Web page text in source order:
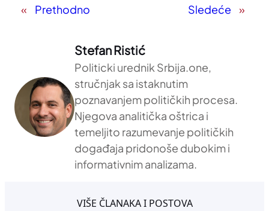
« Prethodno Sledeće »
Stefan Ristić
Politicki urednik Srbija.one,
stručnjak sa istaknutim
poznavanjem političkih procesa.
Njegova analitička oštrica i
temeljito razumevanje političkih
događaja pridonoše dubokim i
informativnim analizama.
VIŠE ČLANAKA I POSTOVA